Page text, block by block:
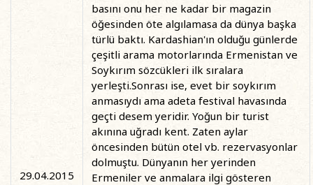
29.04.2015
basını onu her ne kadar bir magazin
öğesinden öte algılamasa da dünya başka
türlü baktı. Kardashian'ın olduğu günlerde
çeşitli arama motorlarında Ermenistan ve
Soykırım sözcükleri ilk sıralara
yerleşti.Sonrası ise, evet bir soykırım
anmasıydı ama adeta festival havasında
geçti desem yeridir. Yoğun bir turist
akınına uğradı kent. Zaten aylar
öncesinden bütün otel vb. rezervasyonlar
dolmuştu. Dünyanın her yerinden
Ermeniler ve anmalara ilgi gösteren